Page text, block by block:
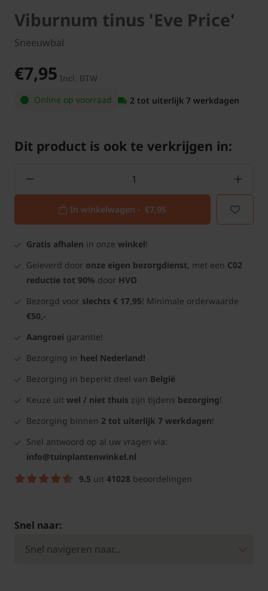
Viburnum tinus 'Eve Price'
Sneeuwbal
€7,95 Incl. BTW
Online op voorraad
2 tot uiterlijk 7 werkdagen
Dit product is ook te verkrijgen in:
In winkelwagen - €7,95
Gratis afhalen in onze winkel!
Geleverd door onze eigen bezorgdienst, met een C02
reductie tot 90% door HVO
Bezorgd voor slechts € 17,95! Minimale orderwaarde
€50,-
Aangroei garantie!
Bezorging in heel Nederland!
Bezorging in beperkt deel van België
Keuze uit wel / niet thuis zijn tijdens bezorging!
Bezorging binnen 2 tot uiterlijk 7 werkdagen!
Snel antwoord op al uw vragen via:
info@tuinplantenwinkel.nl
9.5 uit 41028 beoordelingen
Snel naar: